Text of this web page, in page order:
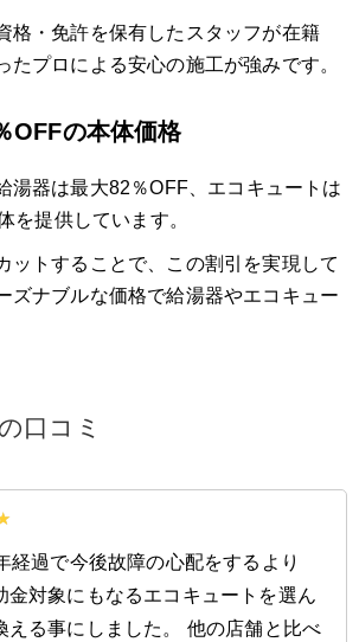
格・免許を保有したスタッフが在籍
たプロによる安心の施工が強みです。
OFFの本体価格
湯器は最大82％OFF、エコキュートは
を提供しています。
ットすることで、この割引を実現して
ズナブルな価格で給湯器やエコキュー
口コミ
経過で今後故障の心配をするより
金対象にもなるエコキュートを選ん
える事にしました。 他の店舗と比べ